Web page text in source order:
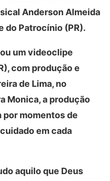
Anderson Almeida
do Patrocínio (PR).
um videoclipe
com produção e
de Lima, no
Monica, a produção
momentos de
em cada
aquilo que Deus